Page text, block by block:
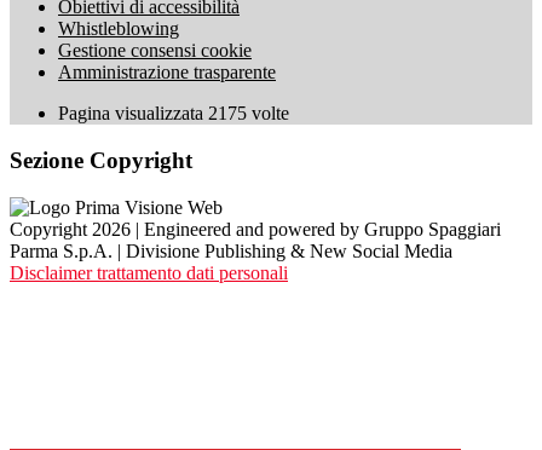
Obiettivi di accessibilità
Whistleblowing
Gestione consensi cookie
Amministrazione trasparente
Pagina visualizzata 2175 volte
Sezione Copyright
Copyright 2026 | Engineered and powered by Gruppo Spaggiari
Parma S.p.A. | Divisione Publishing & New Social Media
Disclaimer trattamento dati personali